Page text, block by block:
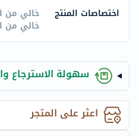
اختصاصات المنتج
خالي من
خالي من
سهولة الاسترجاع
اعثر على المتجر